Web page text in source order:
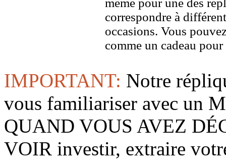
même pour une des
correspondre à
occasions. Vous
comme un cadeau
IMPORTANT: Notre
vous familiariser avec un
QUAND VOUS AVEZ
VOIR investir, extraire